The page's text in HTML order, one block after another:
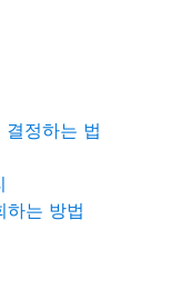
정하는 법
하는 방법